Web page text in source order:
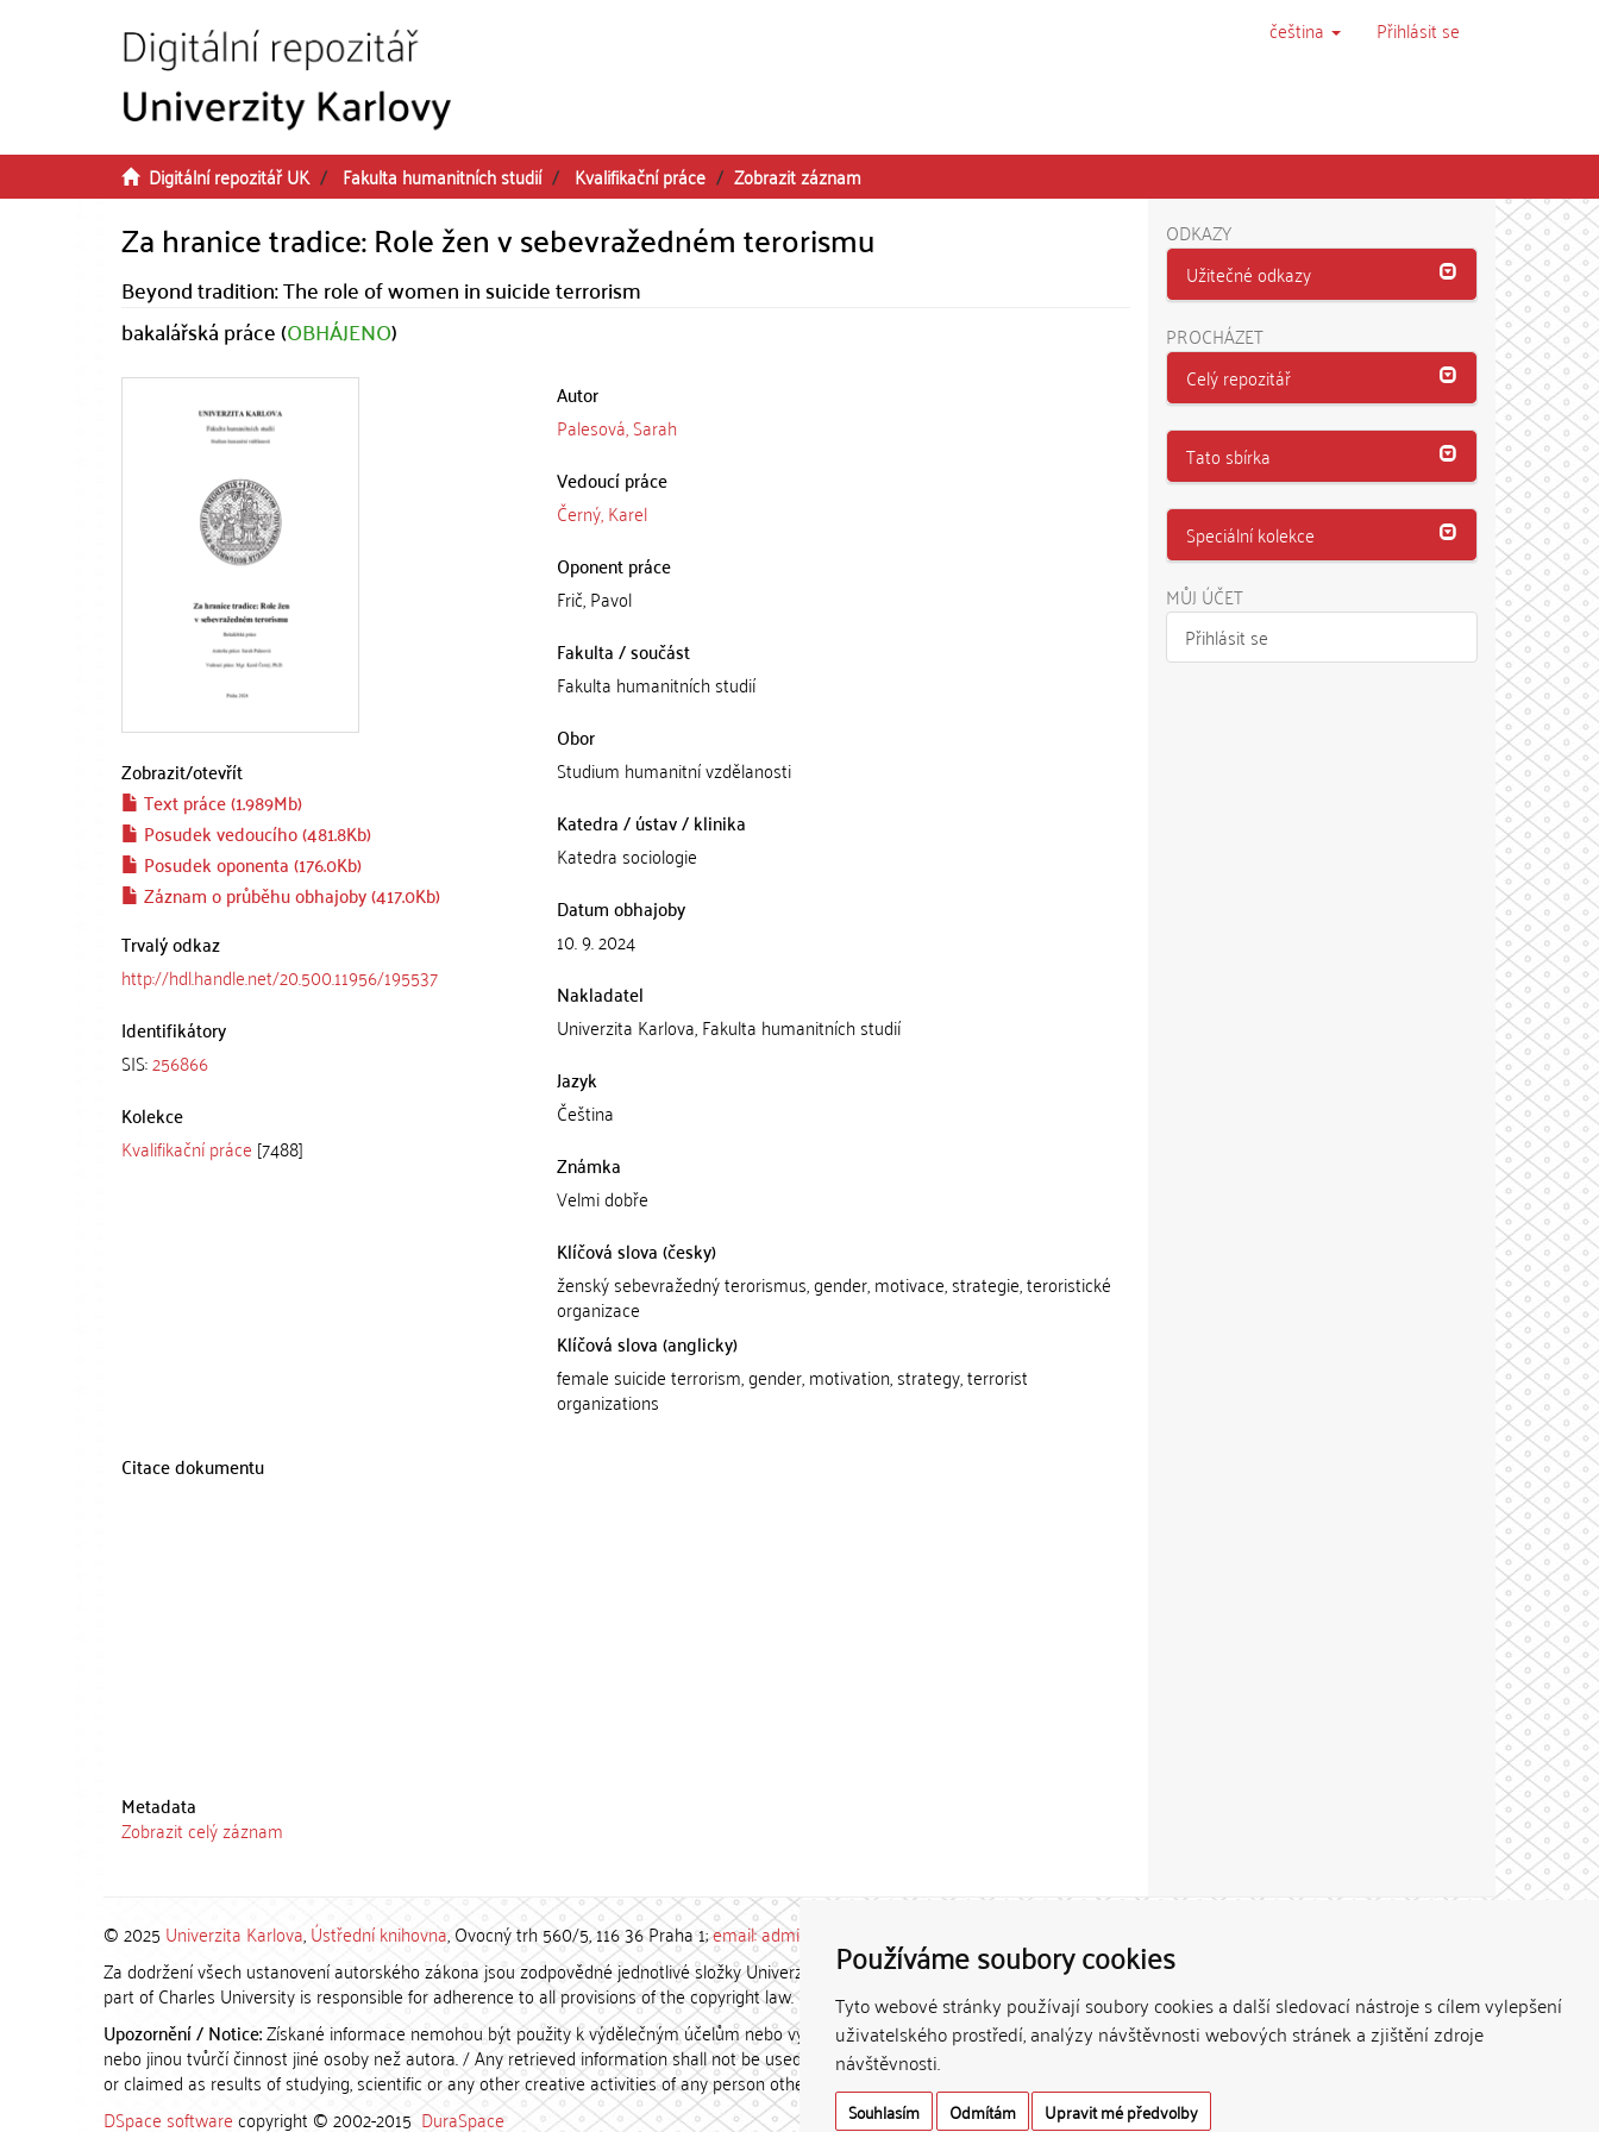
Používáme soubory cookies
Tyto webové stránky používají soubory cookies a další sledovací nástroje s cílem vylepšení
uživatelského prostředí, analýzy návštěvnosti webových stránek a zjištění zdroje
návštěvnosti.
Souhlasím Odmítám Upravit mé předvolby
čeština Přihlásit se
Digitální repozitář UK Fakulta humanitních studií Kvalifikační práce Zobrazit záznam
Za hranice tradice: Role žen v sebevražedném terorismu
Beyond tradition: The role of women in suicide terrorism
bakalářská práce (OBHÁJENO)
Zobrazit/otevřít
Text práce (1.989Mb)
Posudek vedoucího (481.8Kb)
Posudek oponenta (176.0Kb)
Záznam o průběhu obhajoby (417.0Kb)
Trvalý odkaz
http://hdl.handle.net/20.500.11956/195537
Identifikátory
SIS:256866
Kolekce
Kvalifikační práce [7488]
Autor
Palesová, Sarah
Vedoucí práce
Černý, Karel
Oponent práce
Frič, Pavol
Fakulta / součást
Fakulta humanitních studií
Obor
Studium humanitní vzdělanosti
Katedra / ústav / klinika
Katedra sociologie
Datum obhajoby
10. 9. 2024
Nakladatel
Univerzita Karlova, Fakulta humanitních studií
Jazyk
Čeština
Známka
Velmi dobře
Klíčová slova (česky)
ženský sebevražedný terorismus, gender, motivace, strategie, teroristické
organizace
Klíčová slova (anglicky)
female suicide terrorism, gender, motivation, strategy, terrorist
organizations
Citace dokumentu
Metadata
Zobrazit celý záznam
ODKAZY
Užitečné odkazy
PROCHÁZET
Celý repozitář
Tato sbírka
Speciální kolekce
MŮJ ÚČET
Přihlásit se
© 2025 Univerzita Karlova,Ústřední knihovna, Ovocný trh 560/5, 116 36 Praha 1;email: admin-repozitar [at] cuni.cz
Za dodržení všech ustanovení autorského zákona jsou zodpovědné jednotlivé složky Univerzity Karlovy. / Each constituent
part of Charles University is responsible for adherence to all provisions of the copyright law.
Upozornění / Notice:Získané informace nemohou být použity k výdělečným účelům nebo vydávány za studijní, vědeckou
nebo jinou tvůrčí činnost jiné osoby než autora. / Any retrieved information shall not be used for any commercial purposes
or claimed as results of studying, scientific or any other creative activities of any person other than the author.
DSpace softwarecopyright © 2002-2015 DuraSpace